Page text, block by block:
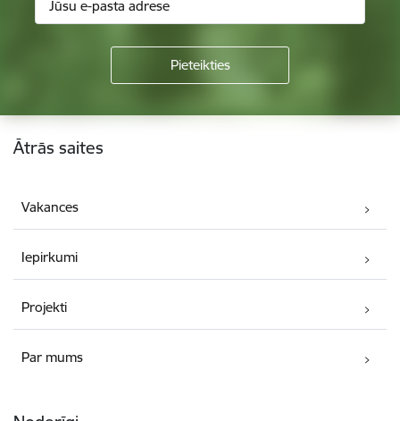
Kājene
Ātrās saites
Vakances
Iepirkumi
Projekti
Par mums